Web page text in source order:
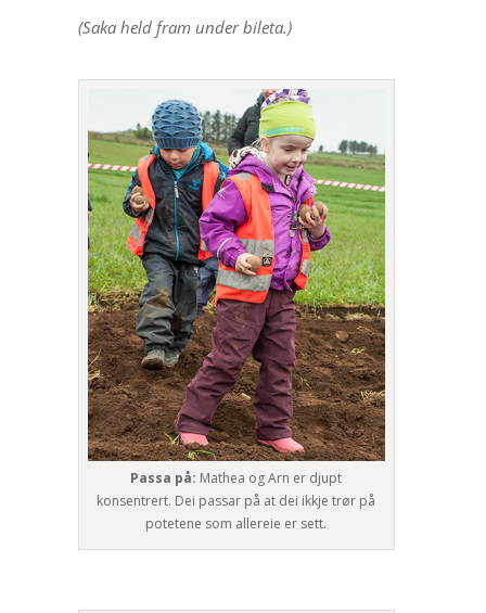
(Saka held fram under bileta.)
Passa på: Mathea og Arn er djupt
konsentrert. Dei passar på at dei ikkje trør på
potetene som allereie er sett.